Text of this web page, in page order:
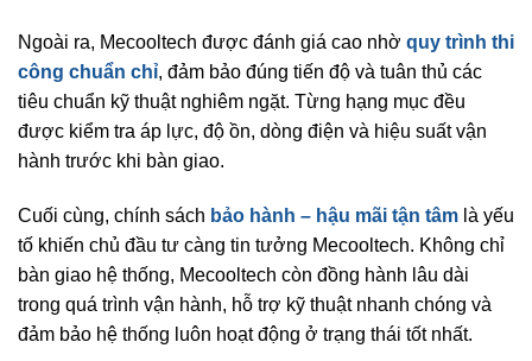
Ngoài ra, Mecooltech được đánh giá cao nhờ quy trình thi
công chuẩn chỉ, đảm bảo đúng tiến độ và tuân thủ các
tiêu chuẩn kỹ thuật nghiêm ngặt. Từng hạng mục đều
được kiểm tra áp lực, độ ồn, dòng điện và hiệu suất vận
hành trước khi bàn giao.
Cuối cùng, chính sách bảo hành – hậu mãi tận tâm là yếu
tố khiến chủ đầu tư càng tin tưởng Mecooltech. Không chỉ
bàn giao hệ thống, Mecooltech còn đồng hành lâu dài
trong quá trình vận hành, hỗ trợ kỹ thuật nhanh chóng và
đảm bảo hệ thống luôn hoạt động ở trạng thái tốt nhất.